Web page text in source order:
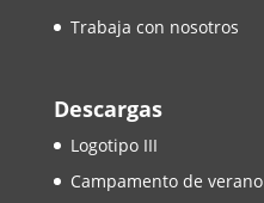
Trabaja con nosotros
Descargas
Logotipo III
Campamento de verano